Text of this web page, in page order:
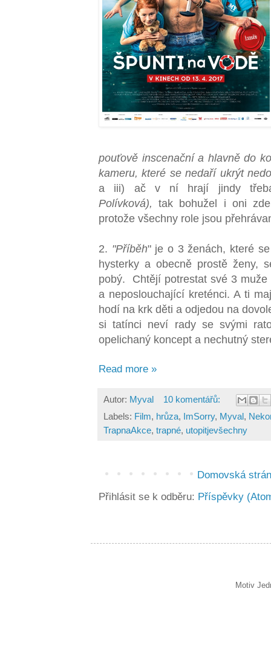
pouťově inscenační a hlavně do
kameru, které se nedaří ukrýt
a iii) ač v ní hrají jindy
Polívková), tak bohužel i oni
protože všechny role jsou
2. "Příběh" je o 3 ženách, které
hysterky a obecně prostě ženy,
pobý. Chtějí potrestat své 3
a neposlouchající kreténci. A ti
hodí na krk děti a odjedou na
si tatínci neví rady se svými
opelichaný koncept a nechutný
Read more »
Autor: Myval
10 komentářů:
Labels: Film, hrůza, ImSorry, Myval,
TrapnaAkce, trapné, utopitjevšechny
Domovská
Přihlásit se k odběru: Příspěvky
Motiv